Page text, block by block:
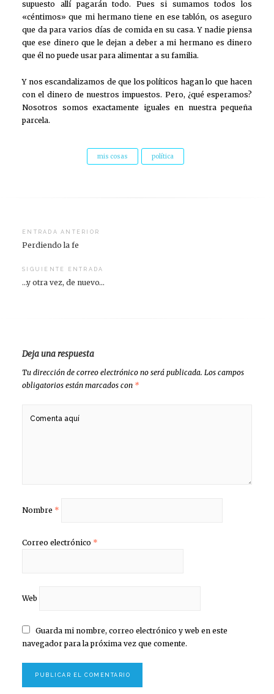
supuesto allí pagarán todo. Pues si sumamos todos los
«céntimos» que mi hermano tiene en ese tablón, os aseguro
que da para varios días de comida en su casa. Y nadie piensa
que ese dinero que le dejan a deber a mi hermano es dinero
que él no puede usar para alimentar a su familia.
Y nos escandalizamos de que los políticos hagan lo que hacen
con el dinero de nuestros impuestos. Pero, ¿qué esperamos?
Nosotros somos exactamente iguales en nuestra pequeña
parcela.
mis cosas política
Navegación
de
entradas
ENTRADA ANTERIOR
Perdiendo la fe
SIGUIENTE ENTRADA
…y otra vez, de nuevo…
Deja una respuesta
Tu dirección de correo electrónico no será publicada. Los campos
obligatorios están marcados con *
Nombre *
Correo electrónico *
Web
Guarda mi nombre, correo electrónico y web en este
navegador para la próxima vez que comente.